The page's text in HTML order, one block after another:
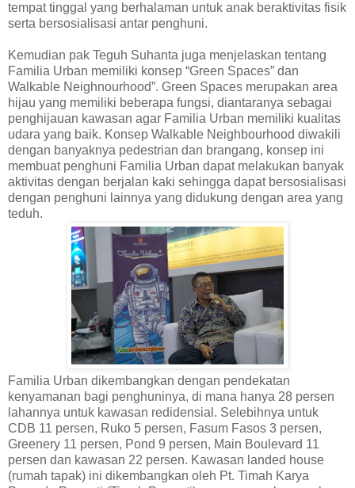
tempat tinggal yang berhalaman untuk anak beraktivitas fisik
serta bersosialisasi antar penghuni.
Kemudian pak Teguh Suhanta juga menjelaskan tentang
Familia Urban memiliki konsep “Green Spaces” dan
Walkable Neighnourhood”. Green Spaces merupakan area
hijau yang memiliki beberapa fungsi, diantaranya sebagai
penghijauan kawasan agar Familia Urban memiliki kualitas
udara yang baik. Konsep Walkable Neighbourhood diwakili
dengan banyaknya pedestrian dan brangang, konsep ini
membuat penghuni Familia Urban dapat melakukan banyak
aktivitas dengan berjalan kaki sehingga dapat bersosialisasi
dengan penghuni lainnya yang didukung dengan area yang
teduh.
Familia Urban dikembangkan dengan pendekatan
kenyamanan bagi penghuninya, di mana hanya 28 persen
lahannya untuk kawasan redidensial. Selebihnya untuk
CDB 11 persen, Ruko 5 persen, Fasum Fasos 3 persen,
Greenery 11 persen, Pond 9 persen, Main Boulevard 11
persen dan kawasan 22 persen. Kawasan landed house
(rumah tapak) ini dikembangkan oleh Pt. Timah Karya